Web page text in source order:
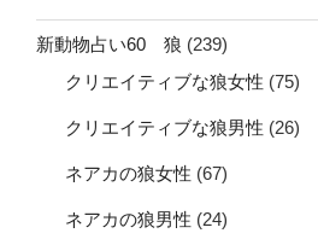
新動物占い60 狼 (239)
クリエイティブな狼女性 (75)
クリエイティブな狼男性 (26)
ネアカの狼女性 (67)
ネアカの狼男性 (24)